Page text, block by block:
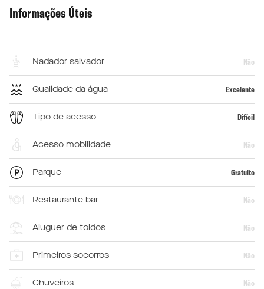
Informações Úteis
Nadador salvador Não
Qualidade da água Excelente
Tipo de acesso Difícil
Acesso mobilidade Não
Parque Gratuito
Restaurante bar Não
Aluguer de toldos Não
Primeiros socorros Não
Chuveiros Não